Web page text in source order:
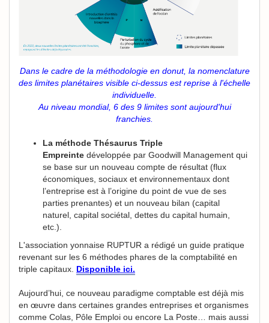
Dans le cadre de la méthodologie en donut, la nomenclature
des limites planétaires visible ci-dessus est reprise à l'échelle
individuelle.
Au niveau mondial, 6 des 9 limites sont aujourd'hui
franchies.
La méthode Thésaurus Triple
Empreinte développée par Goodwill Management qui
se base sur un nouveau compte de résultat (flux
économiques, sociaux et environnementaux dont
l’entreprise est à l’origine du point de vue de ses
parties prenantes) et un nouveau bilan (capital
naturel, capital sociétal, dettes du capital humain,
etc.).
L'association yonnaise RUPTUR a rédigé un guide pratique
revenant sur les 6 méthodes phares de la comptabilité en
triple capitaux. Disponible ici.
Aujourd’hui, ce nouveau paradigme comptable est déjà mis
en œuvre dans certaines grandes entreprises et organismes
comme Colas, Pôle Emploi ou encore La Poste… mais aussi